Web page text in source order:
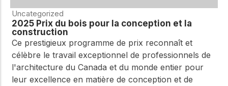
Uncategorized
2025 Prix du bois pour la conception et la
construction
Ce prestigieux programme de prix reconnaît et
célèbre le travail exceptionnel de professionnels de
l'architecture du Canada et du monde entier pour
leur excellence en matière de conception et de